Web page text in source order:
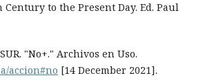
to the Present Day. Ed. Paul
SUR. "No+." Archivos en Uso.
accion#no [14 December 2021].